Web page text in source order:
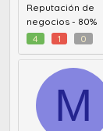
Reputación de
negocios - 80%
4
1 0
M